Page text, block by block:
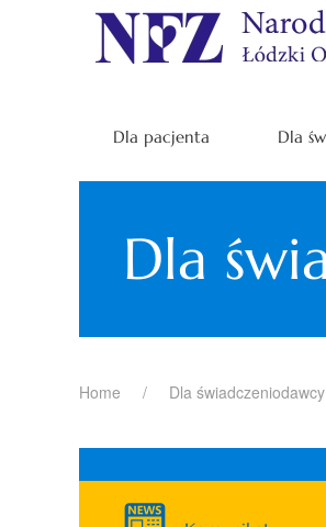
Dla pacjenta Dla
Dla
Home Dla świadczeniodawcy